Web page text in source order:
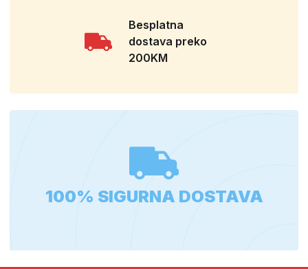
Besplatna
dostava preko
200KM
100% SIGURNA DOSTAVA